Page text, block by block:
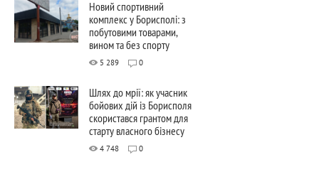
Новий спортивний
комплекс у Борисполі: з
побутовими товарами,
вином та без спорту
5 289 0
Шлях до мрії: як учасник
бойових дій із Борисполя
скористався грантом для
старту власного бізнесу
4 748 0